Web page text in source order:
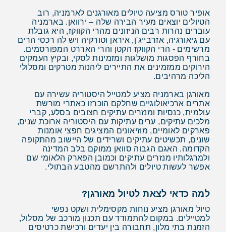
אופיר טורס מציעה טיולים מאורגנים לארמניה, רוב
הטיולים יוצאים מעיר הבירה שלה – ירוואן. בארמניה
עוברים נהרות רבים הניזונים מהרי הקווקז, היא גובלת
עם גיאורגיה, אזרבייג'ן, איראן וטורקיה ויש לה רכסי הרים
מרשימים - הרי הקווקז הקטן והרי האררט המפורסמים.
בחורף הפסגות מושלגות ומזמינות לסקי, ובקיץ העמקים
הירוקים ממזמינים את התיירים ליהנות מטרקים ומסלולי
הליכה מרהיבים.
מאורגן בארמניה מציע למטייל היסטוריה עשירה עם
אתרים ארכיאולוגיים שחלקם הוכרזו כאתרי מורשת
עולמית, כנסיות ומנזרים עתיקים חצובים בסלע, קברי
מלכים עתיקים, ערים עתיקות עם היסטוריה ארוכת שנים,
פארקים לאומיים, מוזיאונים המציגים חפצי אומנות
שונים, תכשיטים עתיקים ושרידים של היישוב מהתקופה
הקדומה. האגם הגבוה סוואן ממוקם בלב המדינה
ולמרגלותיו מנזרים עתיקים וכמובן הפארק הלאומי שם
אפשר לעשות טיולים ולהתרשם מהטבע הבתולי.
למה כדאי לצאת לטיול מאורגן?
טיול מאורגן מציע נוחות מקסימלית ושקט נפשי
למטיילים. במקום להתמודד עם תכנון מורכב של מסלול,
הזמנת בתי מלון, תחבורה בין יעדים ורכישת כרטיסים